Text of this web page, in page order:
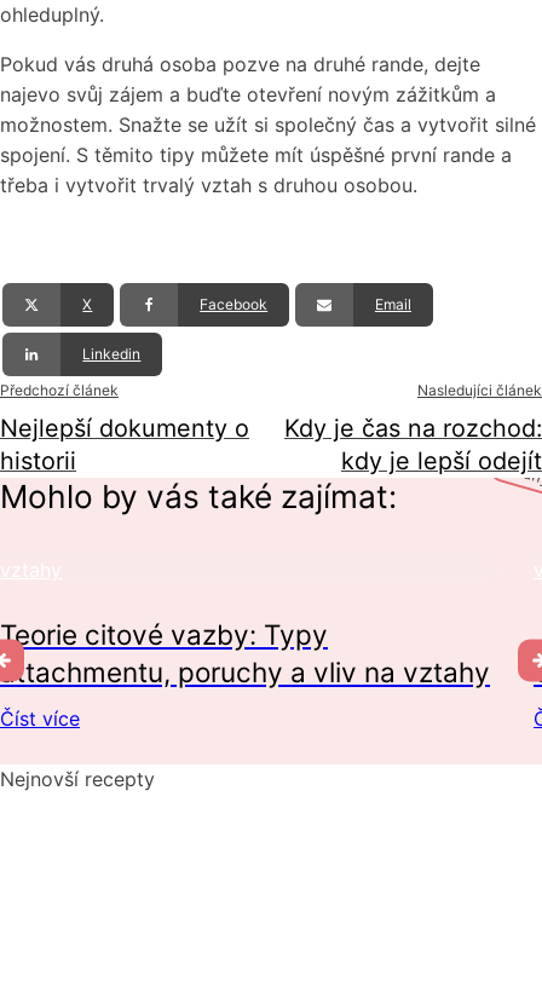
ohleduplný.
Pokud vás druhá osoba pozve na druhé rande, dejte
najevo svůj zájem a buďte otevření novým zážitkům a
možnostem. Snažte se užít si společný čas a vytvořit silné
spojení. S těmito tipy můžete mít úspěšné první rande a
třeba i vytvořit trvalý vztah s druhou osobou.
X Facebook Email
Linkedin
Předchozí článek
Nejlepší dokumenty o
historii
Nasledujíci článek
Kdy je čas na rozchod:
kdy je lepší odejít
Mohlo by vás také zajímat:
Teorie citové vazby: Typy
attachmentu, poruchy a vliv na vztahy
Číst více
Nejnovší recepty